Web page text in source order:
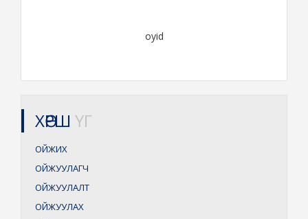
oyid
ХӨРШ ҮГ
ОЙЖИХ
ОЙЖУУЛАГЧ
ОЙЖУУЛАЛТ
ОЙЖУУЛАХ